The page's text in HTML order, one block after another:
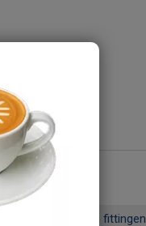
Koppelingen en fittingen